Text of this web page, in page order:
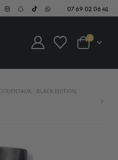
07 69 02 06 41
0
, BLACK EDITION,